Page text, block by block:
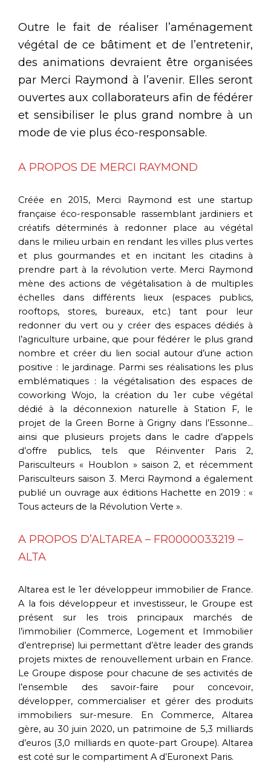
Outre le fait de réaliser l’aménagement
végétal de ce bâtiment et de l’entretenir,
des animations devraient être organisées
par Merci Raymond à l’avenir. Elles seront
ouvertes aux collaborateurs afin de fédérer
et sensibiliser le plus grand nombre à un
mode de vie plus éco-responsable.
A PROPOS DE MERCI RAYMOND
Créée en 2015, Merci Raymond est une startup
française éco-responsable rassemblant jardiniers et
créatifs déterminés à redonner place au végétal
dans le milieu urbain en rendant les villes plus vertes
et plus gourmandes et en incitant les citadins à
prendre part à la révolution verte. Merci Raymond
mène des actions de végétalisation à de multiples
échelles dans différents lieux (espaces publics,
rooftops, stores, bureaux, etc.) tant pour leur
redonner du vert ou y créer des espaces dédiés à
l’agriculture urbaine, que pour fédérer le plus grand
nombre et créer du lien social autour d’une action
positive : le jardinage. Parmi ses réalisations les plus
emblématiques : la végétalisation des espaces de
coworking Wojo, la création du 1er cube végétal
dédié à la déconnexion naturelle à Station F, le
projet de la Green Borne à Grigny dans l’Essonne…
ainsi que plusieurs projets dans le cadre d’appels
d’offre publics, tels que Réinventer Paris 2,
Parisculteurs « Houblon » saison 2, et récemment
Parisculteurs saison 3. Merci Raymond a également
publié un ouvrage aux éditions Hachette en 2019 : «
Tous acteurs de la Révolution Verte ».
A PROPOS D’ALTAREA – FR0000033219 –
ALTA
Altarea est le 1er développeur immobilier de France.
A la fois développeur et investisseur, le Groupe est
présent sur les trois principaux marchés de
l’immobilier (Commerce, Logement et Immobilier
d’entreprise) lui permettant d’être leader des grands
projets mixtes de renouvellement urbain en France.
Le Groupe dispose pour chacune de ses activités de
l’ensemble des savoir-faire pour concevoir,
développer, commercialiser et gérer des produits
immobiliers sur-mesure. En Commerce, Altarea
gère, au 30 juin 2020, un patrimoine de 5,3 milliards
d’euros (3,0 milliards en quote-part Groupe). Altarea
est coté sur le compartiment A d’Euronext Paris.